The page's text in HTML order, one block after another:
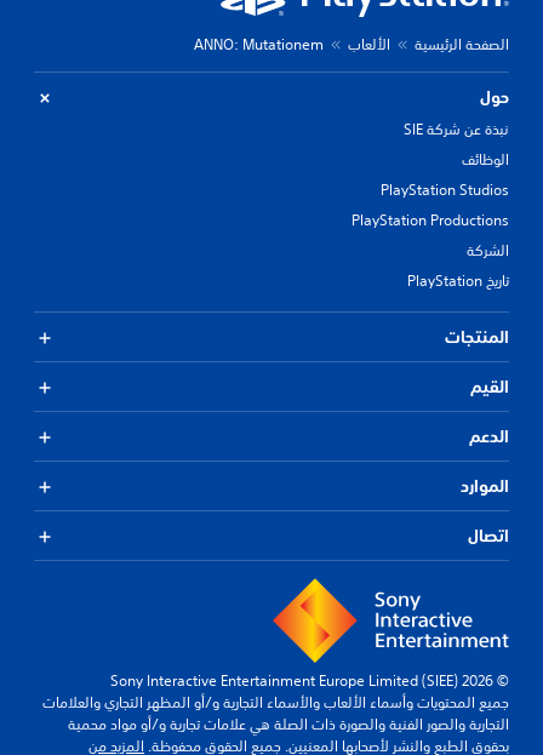
الصفحة الرئيسية الألعاب ANNO: Mutationem
حول
نبذة عن شركة SIE
الوظائف
PlayStation Studios
PlayStation Productions
الشركة
تاريخ PlayStation
المنتجات
القيم
الدعم
الموارد
اتصال
© 2026 Sony Interactive Entertainment Europe Limited (SIEE)
جميع المحتويات وأسماء الألعاب والأسماء التجارية و/أو المظهر التجاري والعلامات
التجارية والصور الفنية والصورة ذات الصلة هي علامات تجارية و/أو مواد محمية
بحقوق الطبع والنشر لأصحابها المعنيين. جميع الحقوق محفوظة.المزيد من